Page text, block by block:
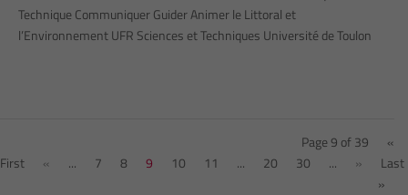
Technique Communiquer Guider Animer le Littoral et
l’Environnement UFR Sciences et Techniques Université de Toulon
Page 9 of 39
«
First
« ... 7 8 9 10 11 ... 20 30 ... »
Last
»